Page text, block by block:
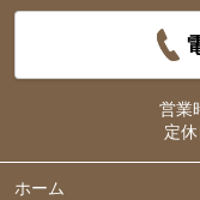
営業
定休
ホーム